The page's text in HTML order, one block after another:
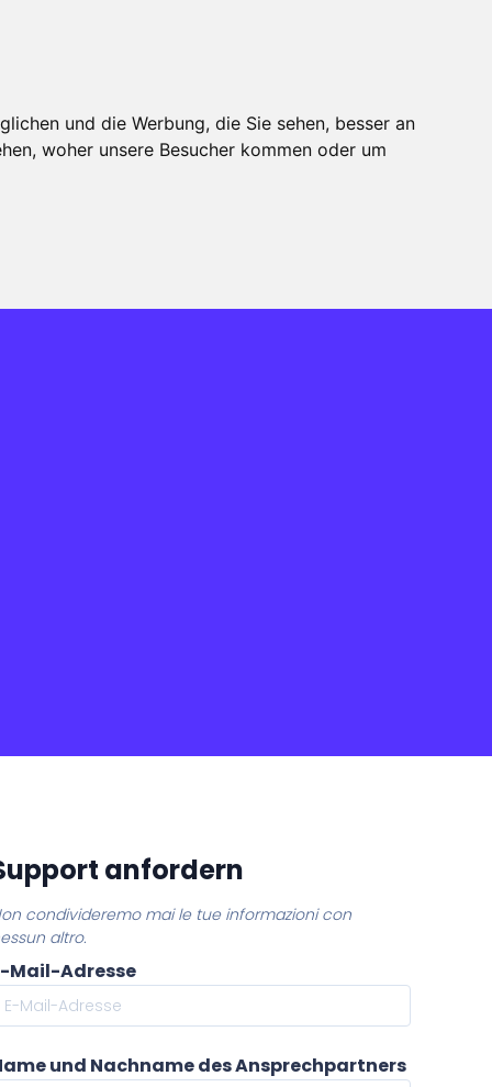
und die Werbung, die Sie sehen, besser an
woher unsere Besucher kommen oder um
anfordern
condivideremo mai le tue informazioni con
altro.
Mail-Adresse
und Nachname des Ansprechpartners